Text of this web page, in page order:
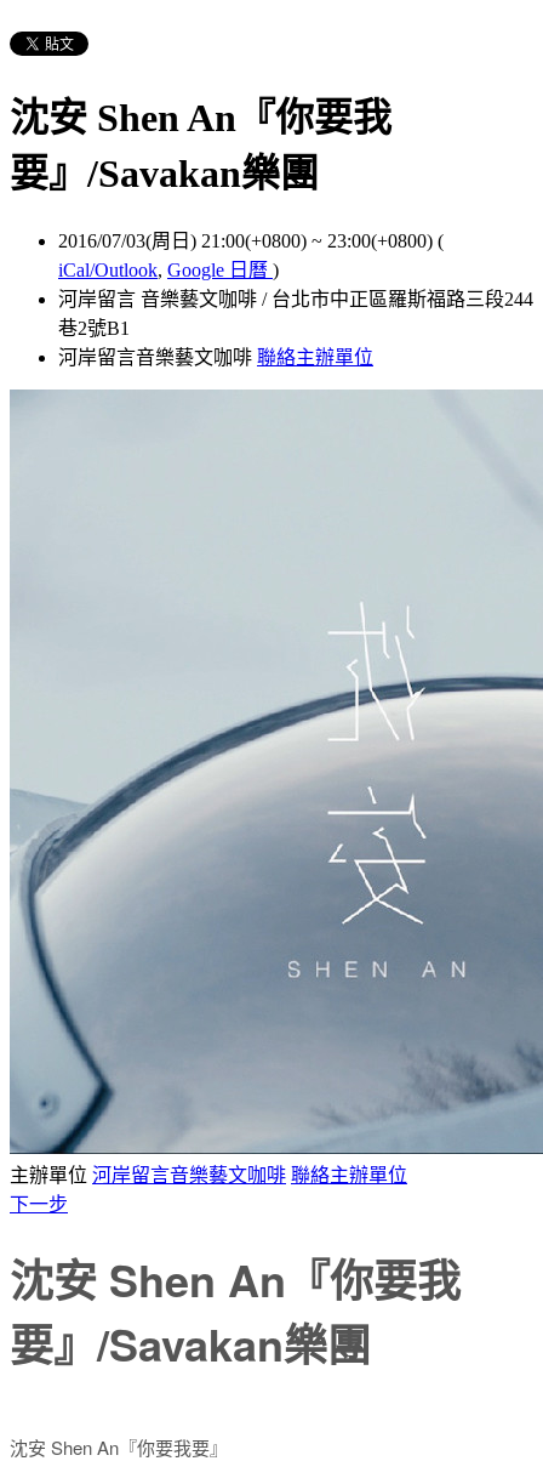
沈安 Shen An『你要我
要』/Savakan樂團
2016/07/03(周日) 21:00(+0800) ~ 23:00(+0800) (
iCal/Outlook, Google 日曆 )
河岸留言 音樂藝文咖啡 / 台北市中正區羅斯福路三段244
巷2號B1
河岸留言音樂藝文咖啡 聯絡主辦單位
主辦單位 河岸留言音樂藝文咖啡 聯絡主辦單位
下一步
沈安 Shen An『你要我
要』/Savakan樂團
沈安 Shen An『你要我要』